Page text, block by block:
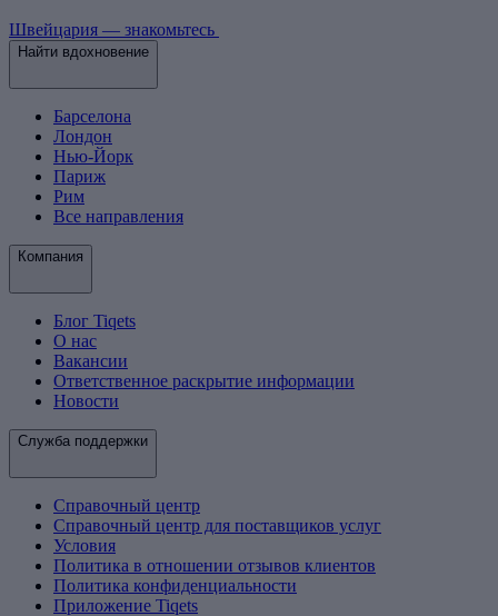
Швейцария — знакомьтесь
Найти вдохновение
Барселона
Лондон
Нью-Йорк
Париж
Рим
Все направления
Компания
Блог Tiqets
О нас
Вакансии
Ответственное раскрытие информации
Новости
Служба поддержки
Справочный центр
Справочный центр для поставщиков услуг
Условия
Политика в отношении отзывов клиентов
Политика конфиденциальности
Приложение Tiqets